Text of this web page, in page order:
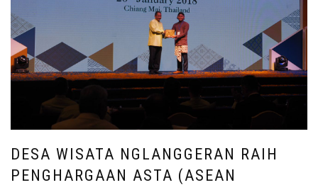
DESA WISATA NGLANGGERAN RAIH
PENGHARGAAN ASTA (ASEAN